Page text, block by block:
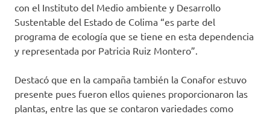
con el Instituto del Medio ambiente y Desarrollo
Sustentable del Estado de Colima “es parte del
programa de ecología que se tiene en esta dependencia
y representada por Patricia Ruiz Montero”.
Destacó que en la campaña también la Conafor estuvo
presente pues fueron ellos quienes proporcionaron las
plantas, entre las que se contaron variedades como